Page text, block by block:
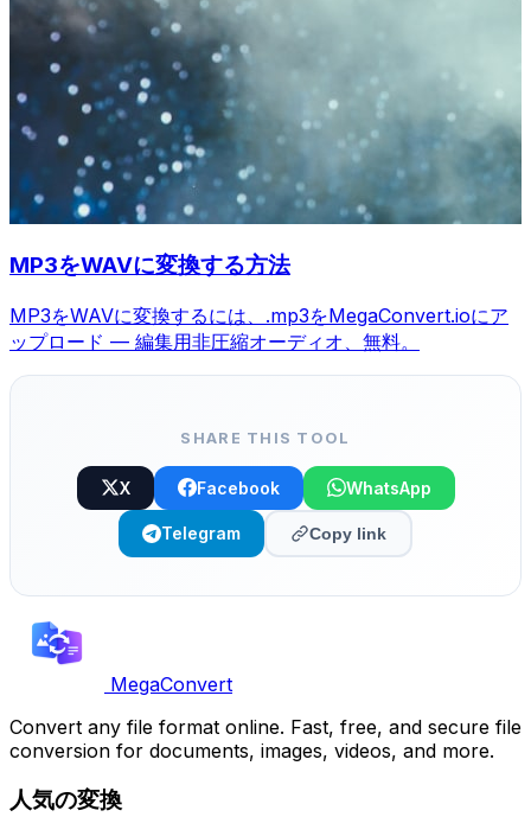
MP3をWAVに変換する方法
MP3をWAVに変換するには、.mp3をMegaConvert.ioにア
ップロード — 編集用非圧縮オーディオ、無料。
SHARE THIS TOOL
X Facebook WhatsApp
Telegram Copy link
MegaConvert
Convert any file format online. Fast, free, and secure file
conversion for documents, images, videos, and more.
人気の変換